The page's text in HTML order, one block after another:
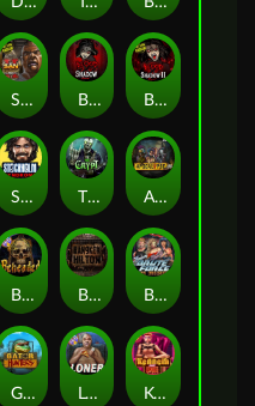
San Quentin 2: Death Row Blood & Shadow Blood & Shadow 2
Stockholm Syndrome The Crypt Apocalypse Super xNudge
Beheaded Bangkok Hilton Brute Force: Alien Onslaught
Gator Hunters Loner Kenneth Must Die